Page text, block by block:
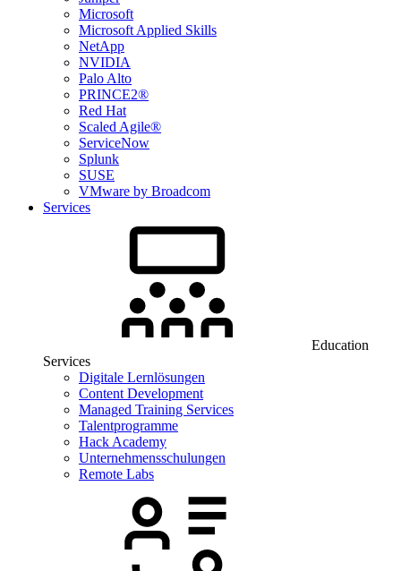
Microsoft
Microsoft Applied Skills
NetApp
NVIDIA
Palo Alto
PRINCE2®
Red Hat
Scaled Agile®
ServiceNow
Splunk
SUSE
VMware by Broadcom
Services
Education
Services
Digitale Lernlösungen
Content Development
Managed Training Services
Talentprogramme
Hack Academy
Unternehmensschulungen
Remote Labs